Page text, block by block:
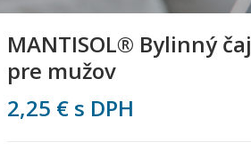
MANTISOL® Bylinný čaj
pre mužov
2,25 € s DPH